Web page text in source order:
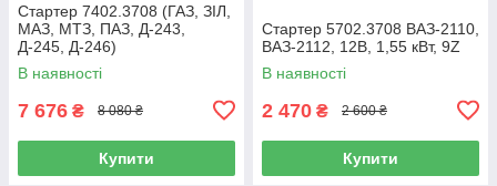
Стартер 7402.3708 (ГАЗ, ЗІЛ,
МАЗ, МТЗ, ПАЗ, Д-243,
Д-245, Д-246)
В наявності
7 676 ₴ 8 080 ₴
Купити
Стартер 5702.3708 ВАЗ-2110,
ВАЗ-2112, 12В, 1,55 кВт, 9Z
В наявності
2 470 ₴ 2 600 ₴
Купити